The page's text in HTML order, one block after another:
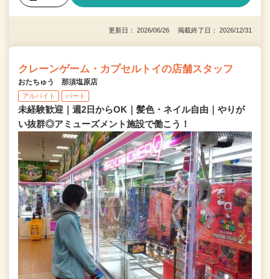
更新日： 2026/06/26 掲載終了日： 2026/12/31
クレーンゲーム・カプセルトイの店舗スタッフ
おたちゅう 那須塩原店
アルバイト パート
未経験歓迎｜週2日からOK｜髪色・ネイル自由｜やりが
い抜群◎アミューズメント施設で働こう！